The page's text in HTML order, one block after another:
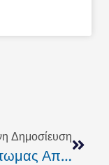
Δημοσίευση
Φ. Φόρτωμας Από Τη Σύρο: «Με Ενότητα Και Τόλμη Βαδίζουμε Προς Την Αυτοδυναμία»